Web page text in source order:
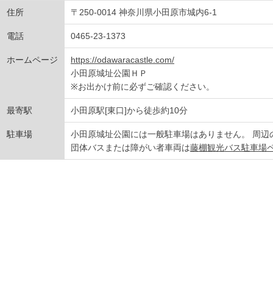
住所 〒250-0014 神奈川県小田原市城内6-1
電話 0465-23-1373
ホームページ
https://odawaracastle.com/
小田原城址公園ＨＰ
※お出かけ前に必ずご確認ください。
最寄駅 小田原駅[東口]から徒歩約10分
駐車場
小田原城址公園には一般駐車場はありません。 周
団体バスまたは障がい者車両は藤棚観光バス駐車場